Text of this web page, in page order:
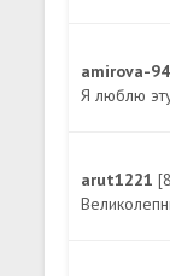
amirova-
Я люблю
arut1221